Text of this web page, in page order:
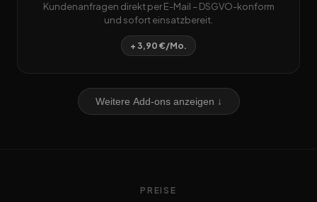
Kundenanfragen direkt per E-Mail – DSGVO-konform
und sofort einsatzbereit.
+ 3,90 €/Mo.
Weitere Add-ons anzeigen ↓
PREISE